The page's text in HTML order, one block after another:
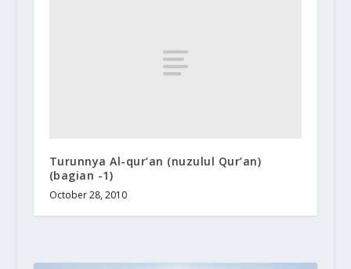
Turunnya Al-qur’an (nuzulul Qur’an)
(bagian -1)
October 28, 2010